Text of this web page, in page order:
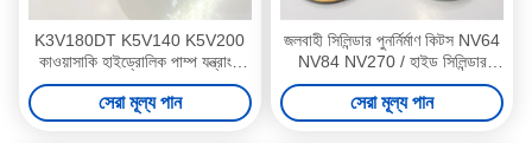
K3V180DT K5V140 K5V200
কাওয়াসাকি হাইড্রোলিক পাম্প যন্ত্রাংশ
দীর্ঘ জীবন টেকসই
সেরা মূল্য পান
জলবাহী সিলিন্ডার পুনর্নির্মাণ কিটস NV64
NV84 NV270 / হাইড সিলিন্ডার
মেরামত কিটস
সেরা মূল্য পান